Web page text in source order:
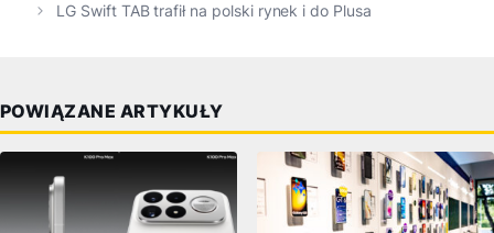
LG Swift TAB trafił na polski rynek i do Plusa
POWIĄZANE ARTYKUŁY